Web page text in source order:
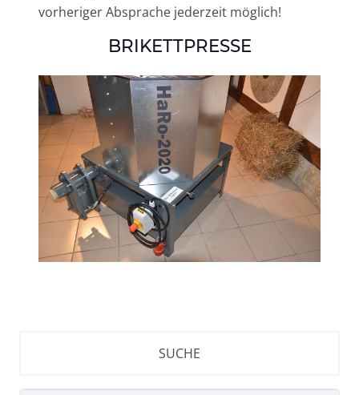
vorheriger Absprache jederzeit möglich!
BRIKETTPRESSE
SUCHE